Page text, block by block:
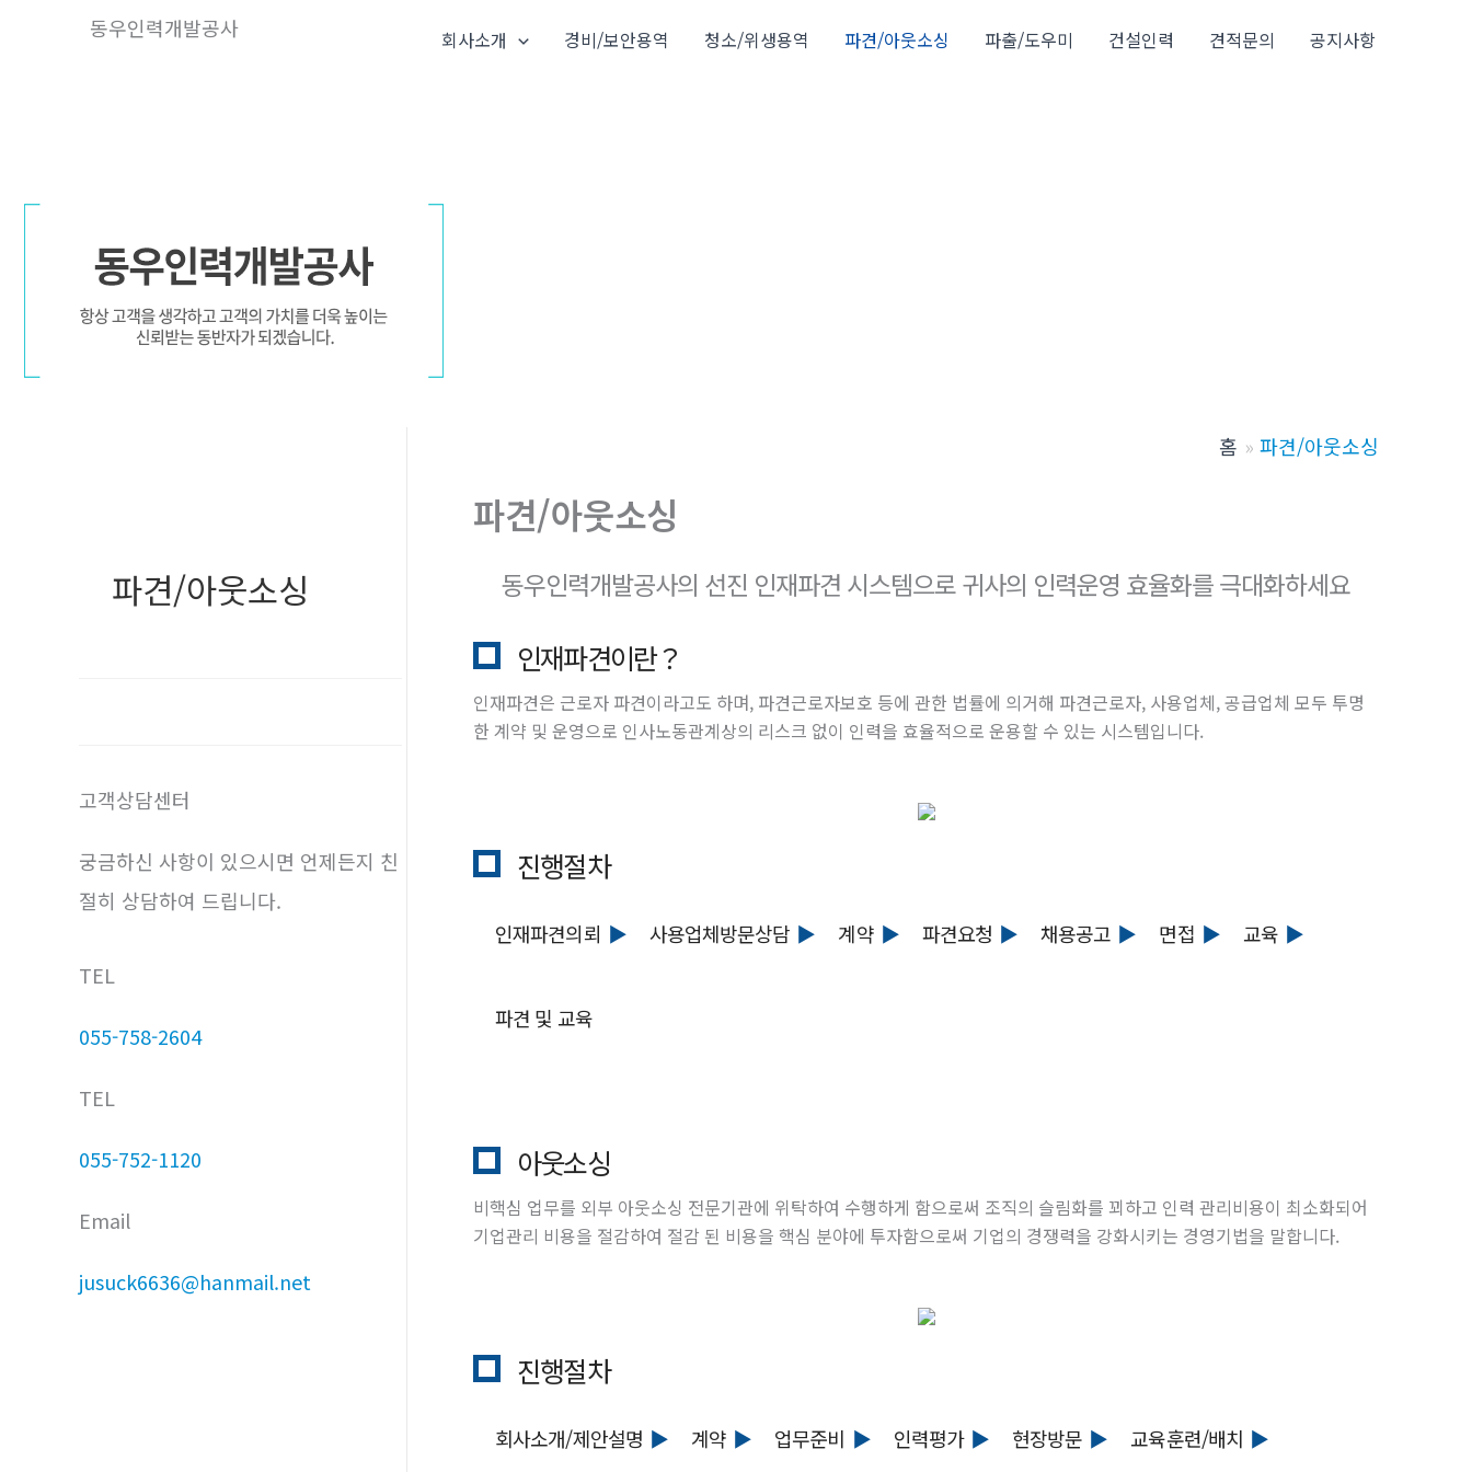
동우인력개발공사 회사소개 경비/보안용역 청소/위생용역 파견/아웃소싱 파출/도우미 건설인력 견적문의 공지사항
파견/아웃소싱
고객상담센터
궁금하신 사항이 있으시면 언제든지 친
절히 상담하여 드립니다.
TEL
055-758-2604
TEL
055-752-1120
Email
jusuck6636@hanmail.net
홈 파견/아웃소싱
파견/아웃소싱
동우인력개발공사의 선진 인재파견 시스템으로 귀사의 인력운영 효율화를 극대화하세요
인재파견이란？
인재파견은 근로자 파견이라고도 하며, 파견근로자보호 등에 관한 법률에 의거해 파견근로자, 사용업체, 공급업체 모두 투명
한 계약 및 운영으로 인사노동관계상의 리스크 없이 인력을 효율적으로 운용할 수 있는 시스템입니다.
진행절차
인재파견의뢰 사용업체방문상담 계약 파견요청 채용공고 면접 교육
파견 및 교육
아웃소싱
비핵심 업무를 외부 아웃소싱 전문기관에 위탁하여 수행하게 함으로써 조직의 슬림화를 꾀하고 인력 관리비용이 최소화되어
기업관리 비용을 절감하여 절감 된 비용을 핵심 분야에 투자함으로써 기업의 경쟁력을 강화시키는 경영기법을 말합니다.
진행절차
회사소개/제안설명 계약 업무준비 인력평가 현장방문 교육훈련/배치